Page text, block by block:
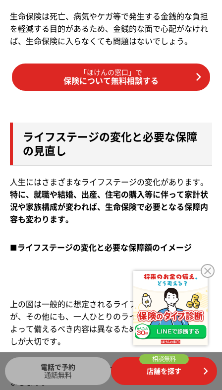
生命保険は死亡、病気やケガ等で発生する金銭的な負担
を軽減する目的があるため、金銭的な面で心配がなけれ
ば、生命保険に入らなくても問題はないでしょう。
「ほけんの窓口」で
保険について無料相談する
ライフステージの変化と必要な保障
の見直し
人生にはさまざまなライフステージの変化があります。
特に、就職や結婚、出産、住宅の購入等に伴って家計状
況や家族構成が変われば、生命保険で必要となる保障内
容も変わります。
■ライフステージの変化と必要な保障額のイメージ
上の図は一般的に想定されるライフステージの変化です
が、その他にも、一人ひとりのライフスタイルの違いに
よって備えるべき内容は異なるため、状況に応じた見直
しが大切です。
ライフステージごとに見直すべき内容について見ていき
ましょう。
電話で予約
通話無料
店舗を探す
相談無料